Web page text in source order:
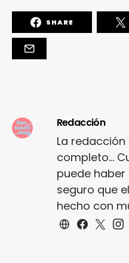
SHARE
Redacción
La
completo...
puede
seguro que
hecho con